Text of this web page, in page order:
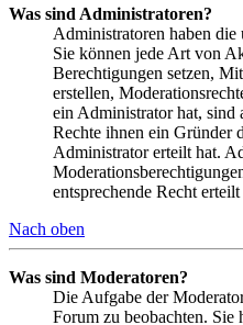
Was sind Administratoren?
Administratoren haben die
Sie können jede Art von
Berechtigungen setzen,
erstellen,
ein Administrator hat, sind
Rechte ihnen ein Gründer
Administrator erteilt hat.
entsprechende Recht
Nach oben
Was sind Moderatoren?
Die Aufgabe der
Forum zu beobachten. Sie